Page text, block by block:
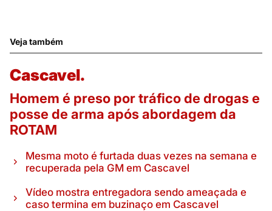
Veja também
Cascavel.
Homem é preso por tráfico de drogas e
posse de arma após abordagem da
ROTAM
Mesma moto é furtada duas vezes na semana e
recuperada pela GM em Cascavel
Vídeo mostra entregadora sendo ameaçada e
caso termina em buzinaço em Cascavel